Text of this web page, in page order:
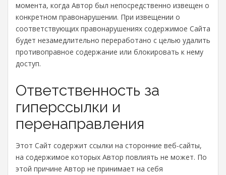
момента, когда Автор был непосредственно извещен о
конкретном правонарушении. При извещении о
соответствующих правонарушениях содержимое Сайта
будет незамедлительно переработано с целью удалить
противоправное содержание или блокировать к нему
доступ.
Ответственность за
гиперссылки и
перенаправления
Этот Сайт содержит ссылки на сторонние веб-сайты,
на содержимое которых Автор повлиять не может. По
этой причине Автор не принимает на себя